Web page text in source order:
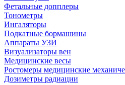
Фетальные допплеры
Тонометры
Ингаляторы
Подкатные бормашины
Аппараты УЗИ
Визуализаторы вен
Медицинские весы
Ростомеры медицинские
Дозиметры радиации